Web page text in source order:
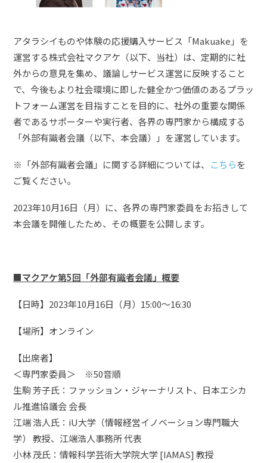
アタラシイものや体験の応援購入サービス「Makuake」を
運営する株式会社マクアケ（以下、当社）は、定期的に社
外からの意見を集め、議論しサービス運営に反映すること
で、今後もより社会環境に即した健全かつ価値のあるプラッ
トフォーム運営を目指すことを目的に、社外の重要な関係
者であるサポーターや実行者、各界の専門家から構成する
「外部有識者会議（以下、本会議）」を運営しています。
※「外部有識者会議」に関する詳細については、 こちらを
ご覧ください。
2023年10月16日（月）に、各界の専門家委員をお招きして
本会議を開催したため、その概要を公開します。
■マクアケ第5回「外部有識者会議」概要
【日時】2023年10月16日（月）15:00〜16:30
【場所】オンライン
【出席者】
＜専門家委員＞ ※50音順
生駒 芳子氏：ファッション・ジャーナリスト、日本エシカ
ル推進協議会 会長
江端 浩人氏：iU大学（情報経営イノベーション専門職大
学） 教授、江端浩人事務所 代表
小林 茂氏：情報科学芸術大学院大学 [IAMAS] 教授